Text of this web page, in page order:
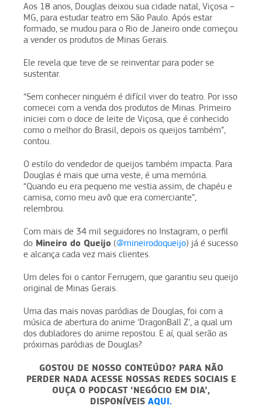
Aos 18 anos, Douglas deixou sua cidade natal, Viçosa –
MG, para estudar teatro em São Paulo. Após estar
formado, se mudou para o Rio de Janeiro onde começou
a vender os produtos de Minas Gerais.
Ele revela que teve de se reinventar para poder se
sustentar.
“Sem conhecer ninguém é difícil viver do teatro. Por isso
comecei com a venda dos produtos de Minas. Primeiro
iniciei com o doce de leite de Viçosa, que é conhecido
como o melhor do Brasil, depois os queijos também”,
contou.
O estilo do vendedor de queijos também impacta. Para
Douglas é mais que uma veste, é uma memória.
“Quando eu era pequeno me vestia assim, de chapéu e
camisa, como meu avô que era comerciante”,
relembrou.
Com mais de 34 mil seguidores no Instagram, o perfil
do Mineiro do Queijo (@mineirodoqueijo) já é sucesso
e alcança cada vez mais clientes.
Um deles foi o cantor Ferrugem, que garantiu seu queijo
original de Minas Gerais.
Uma das mais novas paródias de Douglas, foi com a
música de abertura do anime ‘DragonBall Z’, a qual um
dos dubladores do anime repostou. E aí, qual serão as
próximas paródias de Douglas?
GOSTOU DE NOSSO CONTEÚDO? PARA NÃO
PERDER NADA ACESSE NOSSAS REDES SOCIAIS E
OUÇA O PODCAST ‘NEGÓCIO EM DIA’,
DISPONÍVEIS AQUI.